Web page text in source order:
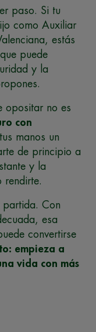
paso. Si tu
como Auxiliar
estás
puede
y la
opositar no es
con
manos un
de principio a
y la
rendirte.
Con
esa
convertirse
empieza a
vida con más